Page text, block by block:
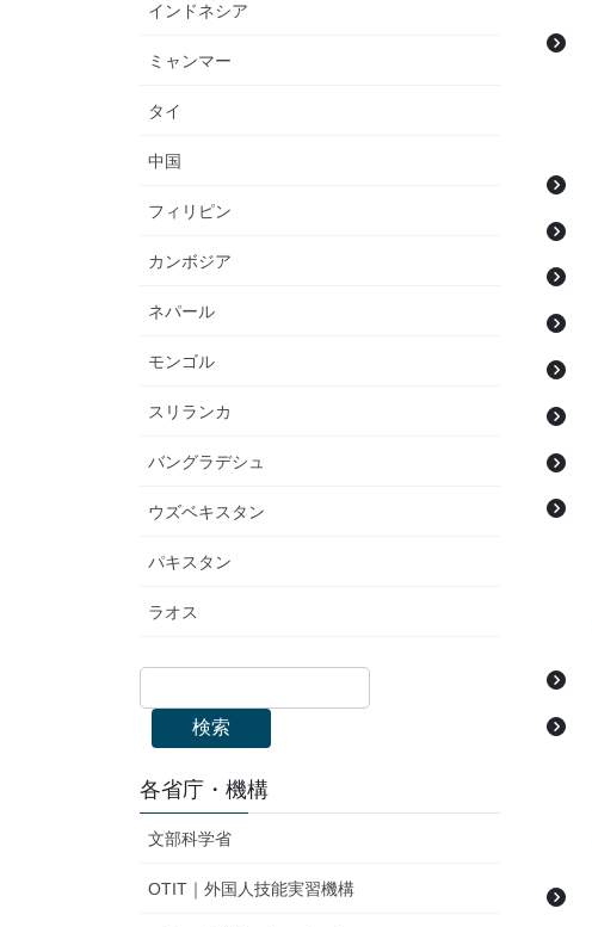
インドネシア
ミャンマー
タイ
中国
フィリピン
カンボジア
ネパール
モンゴル
スリランカ
バングラデシュ
ウズベキスタン
パキスタン
ラオス
検索
各省庁・機構
文部科学省
OTIT｜外国人技能実習機構